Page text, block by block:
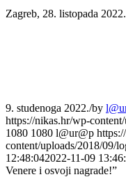
Zagreb, 28. listopada 2022.
9. studenoga 2022./by
https://nikas.hr/wp-
1080 1080 l@ur@p
content/uploads/2018/09/
12:48:042022-11-09
Venere i osvoji nagrade!”